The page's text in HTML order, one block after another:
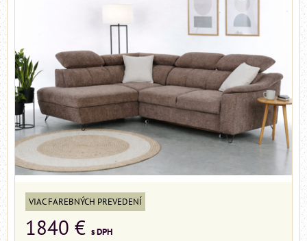
VIAC FAREBNÝCH PREVEDENÍ
1840 € s DPH